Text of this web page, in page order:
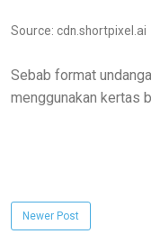
Source: cdn.shortpixel.ai
Sebab format
menggunakan kertas
Newer Post